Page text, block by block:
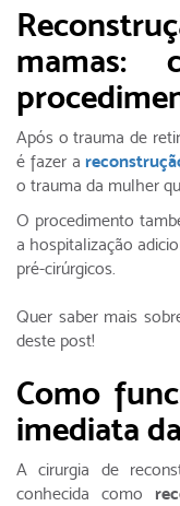
mamas:
Após o trauma de
é fazer a
o trauma da mulher
O procedimento
a hospitalização
pré-cirúrgicos.
Quer saber mais
deste post!
Como
imediata
A cirurgia de
conhecida como